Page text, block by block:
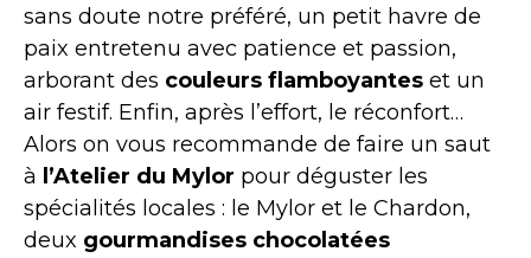
sans doute notre préféré, un petit havre de
paix entretenu avec patience et passion,
arborant des couleurs flamboyantes et un
air festif. Enfin, après l’effort, le réconfort…
Alors on vous recommande de faire un saut
à l’Atelier du Mylor pour déguster les
spécialités locales : le Mylor et le Chardon,
deux gourmandises chocolatées